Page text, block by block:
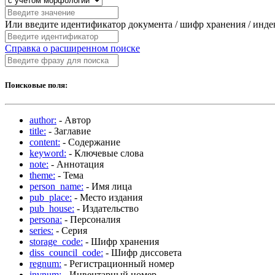
Или введите идентификатор документа / шифр хранения /
Справка о расширенном поиске
Поисковые поля:
author: - Автор
title: - Заглавие
content: - Содержание
keyword: - Ключевые слова
note: - Аннотация
theme: - Тема
person_name: - Имя лица
pub_place: - Место издания
pub_house: - Издательство
persona: - Персоналия
series: - Серия
storage_code: - Шифр хранения
diss_council_code: - Шифр диссовета
regnum: - Регистрационный номер